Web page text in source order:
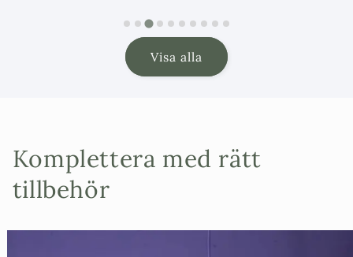
Visa alla
Komplettera med rätt
tillbehör